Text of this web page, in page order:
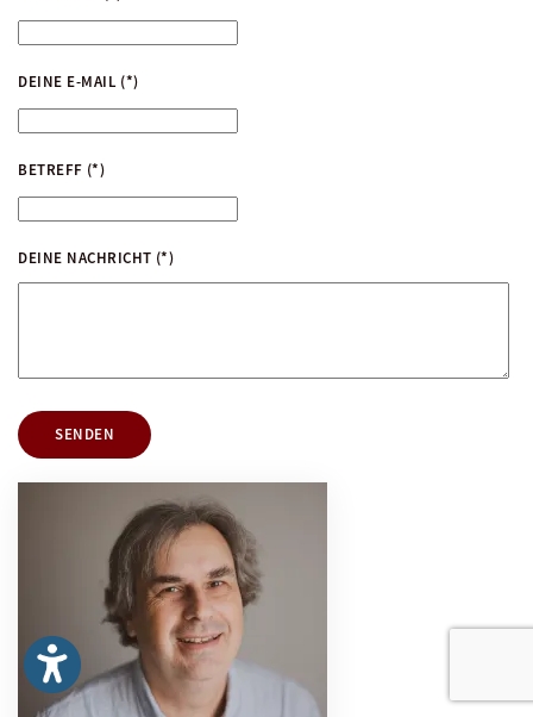
DEINE E-MAIL (*)
BETREFF (*)
DEINE NACHRICHT (*)
SENDEN